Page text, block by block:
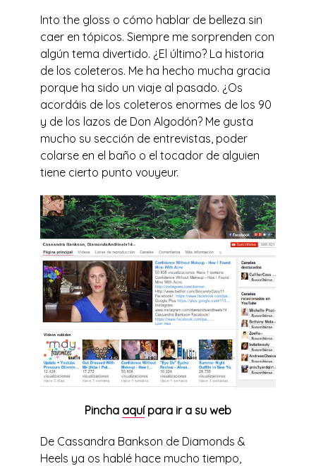
Into the gloss o cómo hablar de belleza sin
caer en tópicos. Siempre me sorprenden con
algún tema divertido. ¿El último? La historia
de los coleteros. Me ha hecho mucha gracia
porque ha sido un viaje al pasado. ¿Os
acordáis de los coleteros enormes de los 90
y de los lazos de Don Algodón? Me gusta
mucho su sección de entrevistas, poder
colarse en el baño o el tocador de alguien
tiene cierto punto vouyeur.
Pincha aquípara ir a su web
De Cassandra Bankson de Diamonds &
Heels ya os hablé hace mucho tiempo,